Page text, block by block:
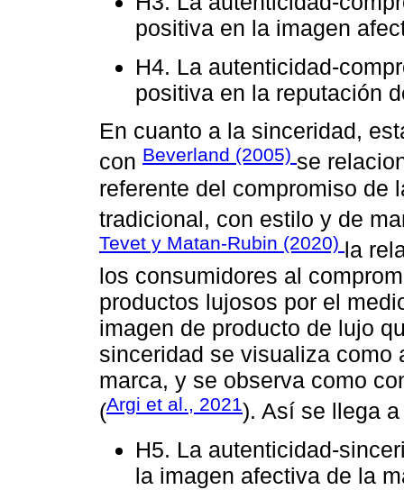
positiva en la imagen
H4. La autenticidad-
positiva en la reputación
En cuanto a la sinceridad,
con Beverland (2005) se
referente del compromiso de
tradicional, con estilo y de
Tevet y Matan-Rubin (2020) la
los consumidores al
productos lujosos por el
imagen de producto de lujo
sinceridad se visualiza como
marca, y se observa como
(Argi et al., 2021). Así se llega
H5. La autenticidad-
la imagen afectiva de la